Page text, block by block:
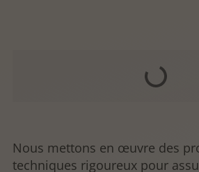
Nous mettons en œuvre des
techniques rigoureux pour